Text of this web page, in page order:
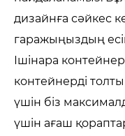
дизайнға сәйкес
гаражыңыздың
Ішінара
контейнерді
үшін біз
үшін ағаш